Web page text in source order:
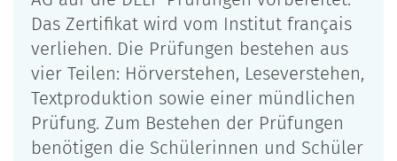
Das Zertifikat wird vom Institut français
verliehen. Die Prüfungen bestehen aus
vier Teilen: Hörverstehen, Leseverstehen,
Textproduktion sowie einer mündlichen
Prüfung. Zum Bestehen der Prüfungen
benötigen die Schülerinnen und Schüler